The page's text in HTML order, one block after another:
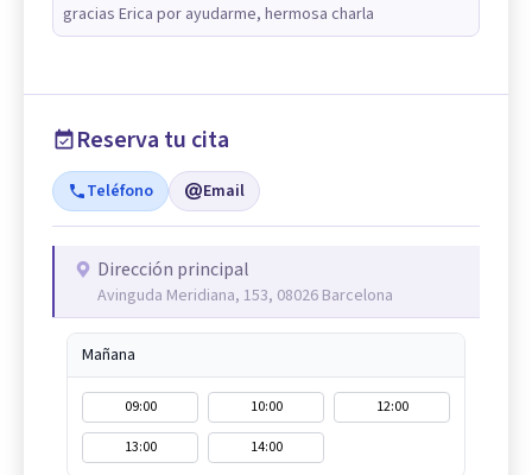
gracias Erica por ayudarme, hermosa charla
Reserva tu cita
Teléfono Email
Dirección principal
Avinguda Meridiana, 153, 08026 Barcelona
Mañana
09:00 10:00
12:00
13:00
14:00